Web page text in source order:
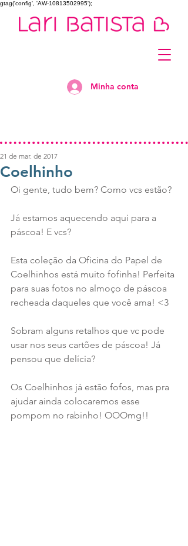
gtag('config', 'AW-10813502995');
Minha conta
Coelhinho
21 de mar. de 2017
Oi gente, tudo bem? Como vcs estão?
Já estamos aquecendo aqui para a
páscoa! E vcs?
Esta coleção da Oficina do Papel de
Coelhinhos está muito fofinha! Perfeita
para suas fotos no almoço de páscoa
recheada daqueles que você ama! <3
Sobram alguns retalhos que vc pode
usar nos seus cartões de páscoa! Já
pensou que delícia?
Os Coelhinhos já estão fofos, mas pra
ajudar ainda colocaremos esse
pompom no rabinho! OOOmg!!